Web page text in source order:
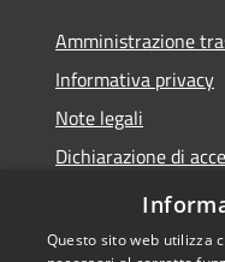
Amministrazione
Informativa privacy
Note legali
Dichiarazione di
WhistleblowingPA
Questo sito web utilizza